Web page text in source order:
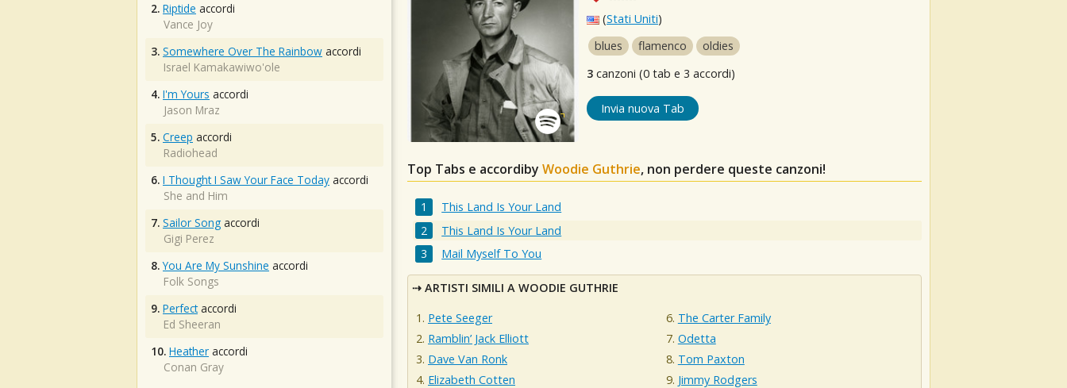
(Stati Uniti)
blues
flamenco
oldies
3 canzoni (0 tab e 3 accordi)
Invia nuova Tab
Top Tabs e accordiby Woodie Guthrie, non perdere queste canzoni!
This Land Is Your Land
This Land Is Your Land
Mail Myself To You
ARTISTI SIMILI A WOODIE GUTHRIE
Pete Seeger
Ramblin’ Jack Elliott
Dave Van Ronk
Elizabeth Cotten
The Carter Family
Odetta
Tom Paxton
Jimmy Rodgers
2. Riptide accordi
Vance Joy
3. Somewhere Over The Rainbow accordi
Israel Kamakawiwo'ole
4. I'm Yours accordi
Jason Mraz
5. Creep accordi
Radiohead
6. I Thought I Saw Your Face Today accordi
She and Him
7. Sailor Song accordi
Gigi Perez
8. You Are My Sunshine accordi
Folk Songs
9. Perfectaccordi
Ed Sheeran
10. Heather accordi
Conan Gray